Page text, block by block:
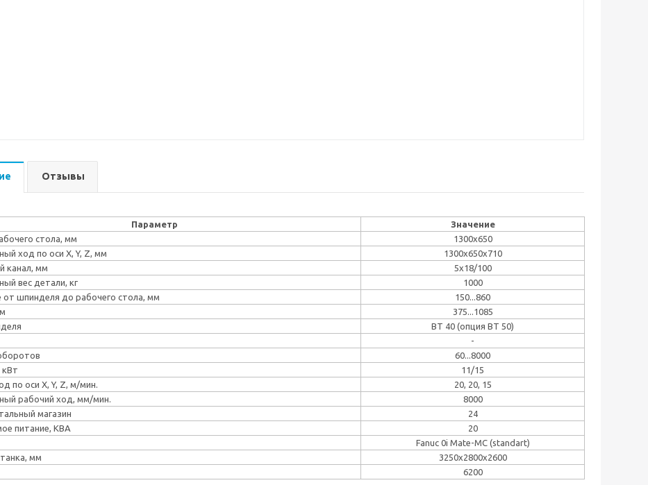
Отзывы
Параметр
Значение
стола, мм
1300x650
ход по оси X, Y, Z, мм
1300x650x710
канал, мм
5х18/100
вес детали, кг
1000
от шпинделя до рабочего стола, мм
150...860
375...1085
BT 40 (опция BT 50)
-
60...8000
кВт
11/15
по оси X, Y, Z, м/мин.
20, 20, 15
рабочий ход, мм/мин.
8000
магазин
24
питание, КВА
20
Fanuc 0i Mate-MC (standart)
мм
3250x2800x2600
6200